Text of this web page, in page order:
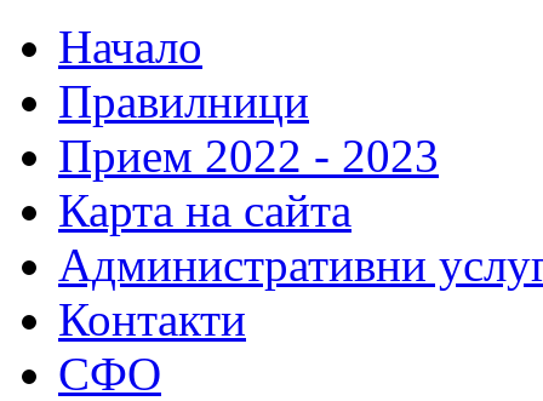
Начало
Правилници
Прием 2022 - 2023
Карта на сайта
Административни
Контакти
СФО